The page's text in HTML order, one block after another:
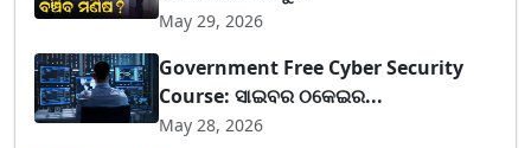
May 29, 2026
Government Free Cyber Security
Course: ସାଇବର ଠକେଇର...
May 28, 2026